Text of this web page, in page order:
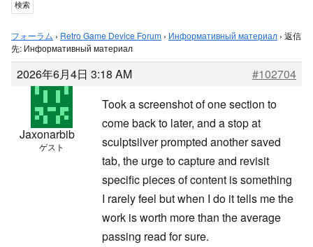
フォーラム › Retro Game Device Forum › Информативный материал › 返信
先: Информативный материал
2026年6月4日 3:18 AM #102704
Jaxonarbib
ゲスト
Took a screenshot of one section to
come back to later, and a stop at
sculptsilver prompted another saved
tab, the urge to capture and revisit
specific pieces of content is something
I rarely feel but when I do it tells me the
work is worth more than the average
passing read for sure.